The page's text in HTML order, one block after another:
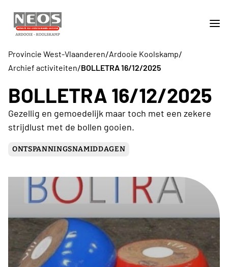
Provincie West-Vlaanderen/Ardooie Koolskamp/
Archief activiteiten/BOLLETRA 16/12/2025
BOLLETRA 16/12/2025
Gezellig en gemoedelijk maar toch met een zekere
strijdlust met de bollen gooien.
ONTSPANNINGSNAMIDDAGEN